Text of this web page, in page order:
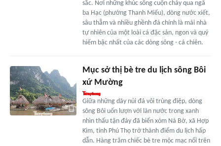
sắc. Nơi những khúc sông cuộn chảy qua ngã
ba Hạc (phường Thanh Miếu), dòng nước xiết,
sâu thẳm và nhiều ghềnh đá chính là mái nhà
tự nhiên của một loài cá đặc sản, ngon và quý
hiếm bậc nhất của các dòng sông - cá chiên.
Mục sở thị bè tre du lịch sông Bôi
xứ Mường
Giữa những dãy núi đá vôi trùng điệp, dòng
sông Bôi uốn lượn với làn nước trong xanh
nhìn thấu tận đáy đã biến xóm Nà Bờ, xã Hợp
Kim, tỉnh Phú Thọ trở thành điểm du lịch hấp
dẫn. Hàng trăm chiếc bè tre mộc mạc nổi trên